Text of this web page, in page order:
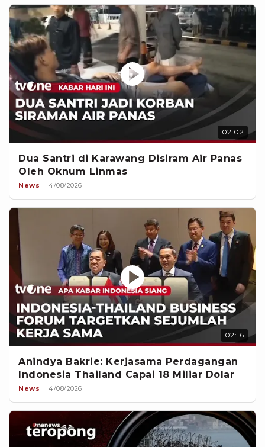
02:02
Dua Santri di Karawang Disiram Air Panas
Oleh Oknum Linmas
News 4/08/2026
02:16
Anindya Bakrie: Kerjasama Perdagangan
Indonesia Thailand Capai 18 Miliar Dolar
News 4/08/2026